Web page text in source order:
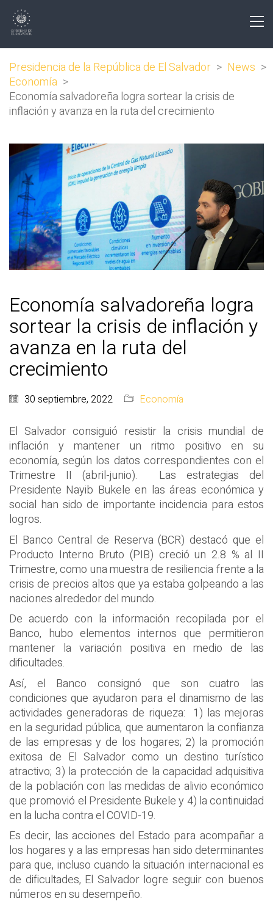
Presidencia de la República de El Salvador > News >
Economía >
Economía salvadoreña logra sortear la crisis de
inflación y avanza en la ruta del crecimiento
Economía salvadoreña logra
sortear la crisis de inflación y
avanza en la ruta del
crecimiento
30 septiembre, 2022 Economía
El Salvador consiguió resistir la crisis mundial de
inflación y mantener un ritmo positivo en su
economía, según los datos correspondientes con el
Trimestre II (abril-junio). Las estrategias del
Presidente Nayib Bukele en las áreas económica y
social han sido de importante incidencia para estos
logros.
El Banco Central de Reserva (BCR) destacó que el
Producto Interno Bruto (PIB) creció un 2.8 % al II
Trimestre, como una muestra de resiliencia frente a la
crisis de precios altos que ya estaba golpeando a las
naciones alrededor del mundo.
De acuerdo con la información recopilada por el
Banco, hubo elementos internos que permitieron
mantener la variación positiva en medio de las
dificultades.
Así, el Banco consignó que son cuatro las
condiciones que ayudaron para el dinamismo de las
actividades generadoras de riqueza: 1) las mejoras
en la seguridad pública, que aumentaron la confianza
de las empresas y de los hogares; 2) la promoción
exitosa de El Salvador como un destino turístico
atractivo; 3) la protección de la capacidad adquisitiva
de la población con las medidas de alivio económico
que promovió el Presidente Bukele y 4) la continuidad
en la lucha contra el COVID-19.
Es decir, las acciones del Estado para acompañar a
los hogares y a las empresas han sido determinantes
para que, incluso cuando la situación internacional es
de dificultades, El Salvador logre seguir con buenos
números en su desempeño.